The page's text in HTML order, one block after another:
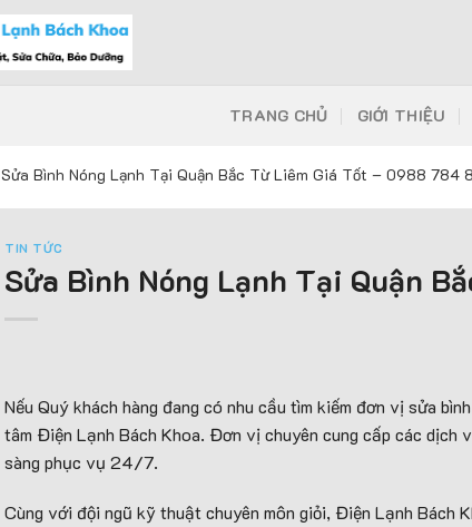
TRANG CHỦ GIỚI THIỆU
Sửa Bình Nóng Lạnh Tại Quận Bắc Từ Liêm Giá Tốt – 0988 784
TIN TỨC
Sửa Bình Nóng Lạnh Tại Quận
Nếu Quý khách hàng đang có nhu cầu tìm kiếm đơn vị sửa
tâm Điện Lạnh Bách Khoa. Đơn vị chuyên cung cấp các dịch
sàng phục vụ 24/7.
Cùng với đội ngũ kỹ thuật chuyên môn giỏi, Điện Lạnh Bách